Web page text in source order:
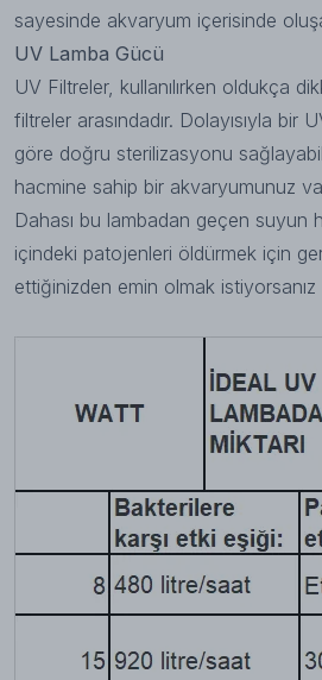
sayesinde akvaryum içerisinde
UV Lamba Gücü
UV Filtreler, kullanılırken oldukça
filtreler arasındadır. Dolayısıyla bir
göre doğru sterilizasyonu
hacmine sahip bir akvaryumunuz
Dahası bu lambadan geçen suyun
içindeki patojenleri öldürmek için
ettiğinizden emin olmak